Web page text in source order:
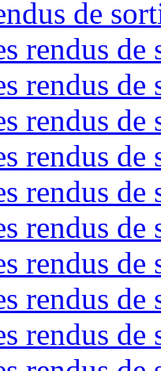
de
rendus de
rendus de
rendus de
rendus de
rendus de
rendus de
rendus de
rendus de
rendus de